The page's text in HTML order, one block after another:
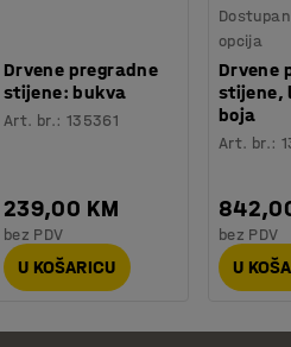
Drvene pregradne
stijene: bukva
Art. br.: 135361
239,00 KM
bez PDV
U KOŠARICU
opcija
Drvene
stijene,
boja
Art. br.:
bez PDV
U